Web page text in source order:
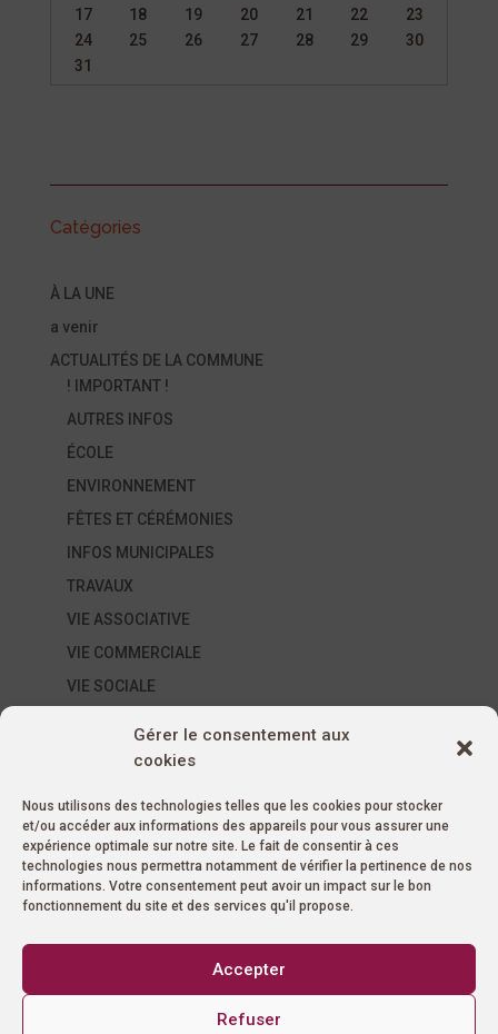
Gérer le consentement aux
cookies
Nous utilisons des technologies telles que les cookies pour stocker
et/ou accéder aux informations des appareils pour vous assurer une
expérience optimale sur notre site. Le fait de consentir à ces
technologies nous permettra notamment de vérifier la pertinence de nos
informations. Votre consentement peut avoir un impact sur le bon
fonctionnement du site et des services qu'il propose.
Accepter
Refuser
17
18 19 20 21 22
23
24
25 26 27 28 29
30
31
Catégories
À LA UNE
a venir
ACTUALITÉS DE LA COMMUNE
! IMPORTANT !
AUTRES INFOS
ÉCOLE
ENVIRONNEMENT
FÊTES ET CÉRÉMONIES
INFOS MUNICIPALES
TRAVAUX
VIE ASSOCIATIVE
VIE COMMERCIALE
VIE SOCIALE
AUTRES ÉVÉNEMENTS
ÉVÉNEMENTS MUNICIPAUX
MARCHÉS
Non classé
SAISON CULTURELLE